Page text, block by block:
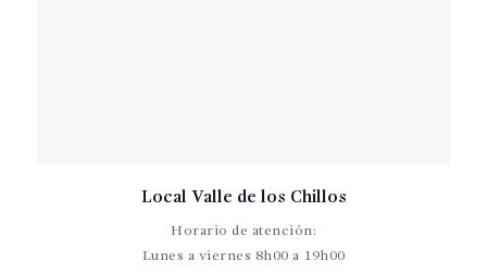
Local Valle de los Chillos
Horario de atención:
Lunes a viernes 8h00 a 19h00